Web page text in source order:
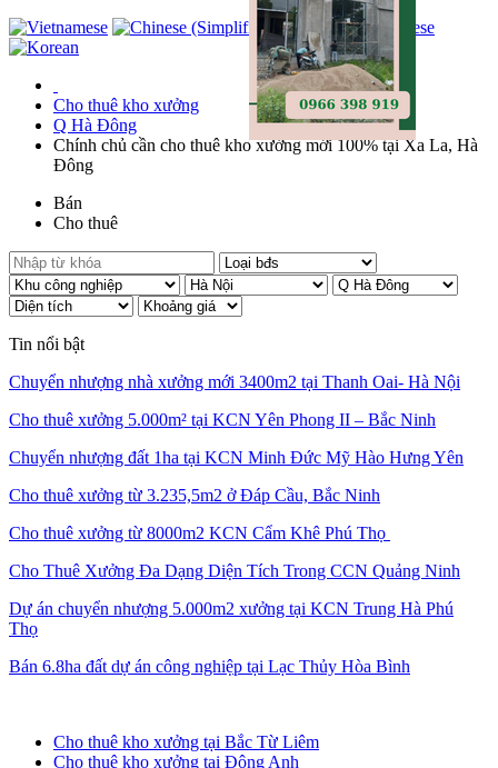
Cho thuê kho xưởng
Q Hà Đông
Chính chủ cần cho thuê kho xưởng mới 100% tại Xa La, Hà
Đông
Bán
Cho thuê
Tin nổi bật
Chuyển nhượng nhà xưởng mới 3400m2 tại Thanh Oai- Hà Nội
Cho thuê xưởng 5.000m² tại KCN Yên Phong II – Bắc Ninh
Chuyển nhượng đất 1ha tại KCN Minh Đức Mỹ Hào Hưng Yên
Cho thuê xưởng từ 3.235,5m2 ở Đáp Cầu, Bắc Ninh
Cho thuê xưởng từ 8000m2 KCN Cẩm Khê Phú Thọ
Cho Thuê Xưởng Đa Dạng Diện Tích Trong CCN Quảng Ninh
Dự án chuyển nhượng 5.000m2 xưởng tại KCN Trung Hà Phú
Thọ
Bán 6.8ha đất dự án công nghiệp tại Lạc Thủy Hòa Bình
Cho thuê kho xưởng tại Bắc Từ Liêm
Cho thuê kho xưởng tại Đông Anh